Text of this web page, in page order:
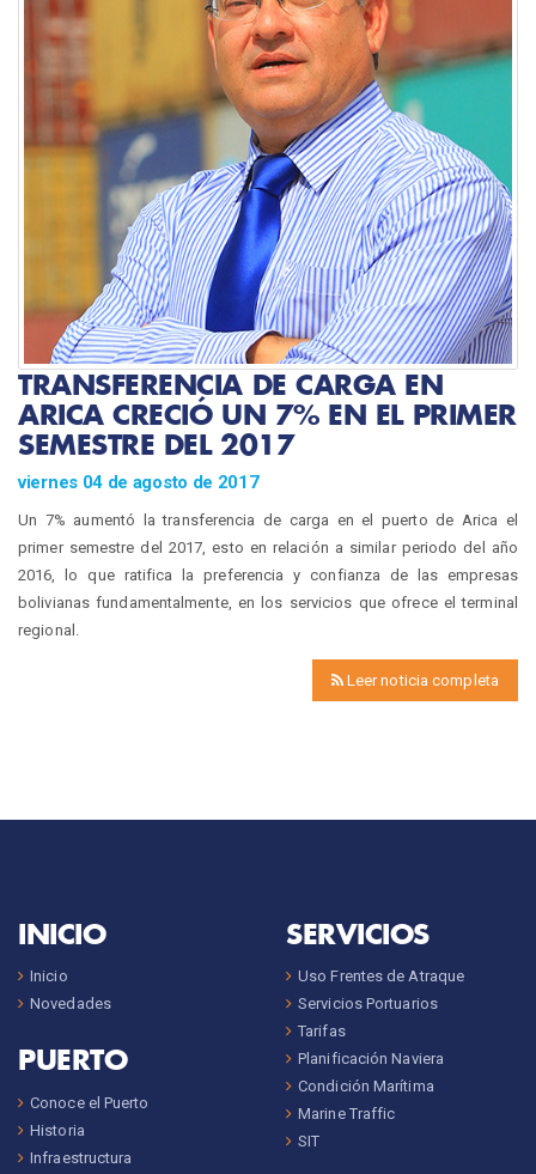
TRANSFERENCIA DE CARGA EN
ARICA CRECIÓ UN 7% EN EL PRIMER
SEMESTRE DEL 2017
viernes 04 de agosto de 2017
Un 7% aumentó la transferencia de carga en el puerto de Arica el
primer semestre del 2017, esto en relación a similar periodo del año
2016, lo que ratifica la preferencia y confianza de las empresas
bolivianas fundamentalmente, en los servicios que ofrece el terminal
regional.
Leer noticia completa
INICIO
Inicio
Novedades
PUERTO
Conoce el Puerto
Historia
Infraestructura
SERVICIOS
Uso Frentes de Atraque
Servicios Portuarios
Tarifas
Planificación Naviera
Condición Marítima
Marine Traffic
SIT